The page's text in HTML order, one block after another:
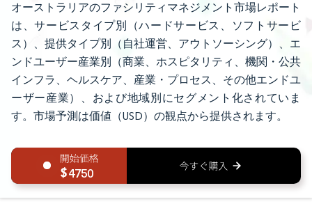
オーストラリアのファシリティマネジメント市場レポート
は、サービスタイプ別（ハードサービス、ソフトサービ
ス）、提供タイプ別（自社運営、アウトソーシング）、エ
ンドユーザー産業別（商業、ホスピタリティ、機関・公共
インフラ、ヘルスケア、産業・プロセス、その他エンドユ
ーザー産業）、および地域別にセグメント化されていま
す。市場予測は価値（USD）の観点から提供されます。
4750